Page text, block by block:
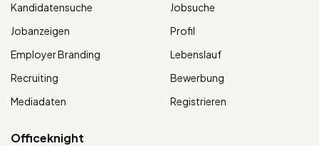
Kandidatensuche
Jobanzeigen
Employer Branding
Recruiting
Mediadaten
Jobsuche
Profil
Lebenslauf
Bewerbung
Registrieren
Officeknight